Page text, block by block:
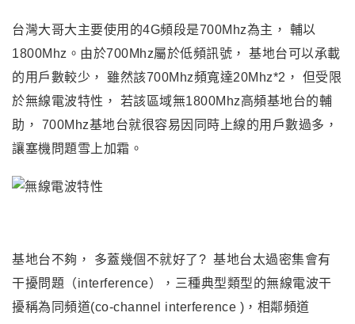
台灣大哥大主要使用的4G頻段是700Mhz為主 ，
輔以
1800Mhz。由於700Mhz屬於低頻訊號， 基地台可以承載
的用戶數較少， 雖然該700Mhz頻寬達20Mhz*2， 但受限
於無線電波特性， 若該區域無1800Mhz高頻基地台的輔
助， 700Mhz基地台就很容易因同時上線的用戶數過多，
讓塞機問題雪上加霜。
基地台不夠， 多蓋幾個不就好了? 基地台太過密集會有
干擾問題（interference），三種典型類型的無線電波干
擾稱為同頻道(co-channel interference )，相鄰頻道